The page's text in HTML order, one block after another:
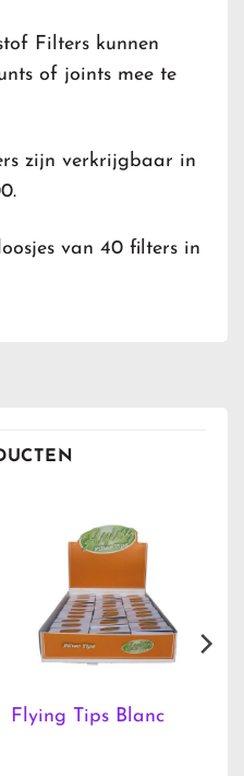
Filters kunnen
of joints mee te
zijn verkrijgbaar in
van 40 filters in
Flying Tips Blanc